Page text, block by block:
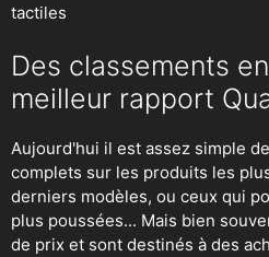
tactiles
Des classements
meilleur rapport
Aujourd'hui il est assez simple
complets sur les produits les
derniers modèles, ou ceux qui
plus poussées... Mais bien
de prix et sont destinés à des